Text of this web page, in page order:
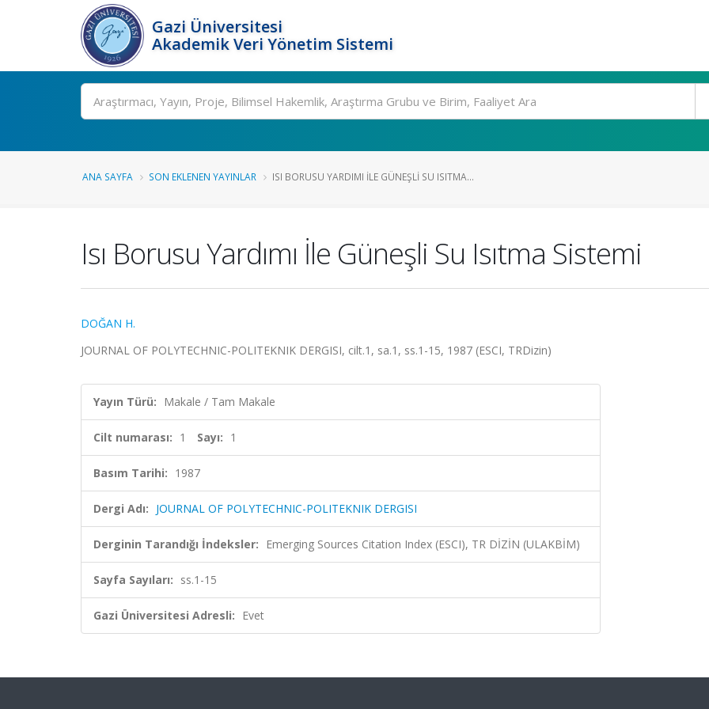
Gazi Üniversitesi
Akademik Veri Yönetim Sistemi
Ara
ANA SAYFA SON EKLENEN YAYINLAR ISI BORUSU YARDIMI İLE GÜNEŞLI SU ISITMA...
Isı Borusu Yardımı İle Güneşli Su Isıtma Sistemi
DOĞAN H.
JOURNAL OF POLYTECHNIC-POLITEKNIK DERGISI, cilt.1, sa.1, ss.1-15, 1987 (ESCI, TRDizin)
Yayın Türü: Makale / Tam Makale
Cilt numarası: 1 Sayı: 1
Basım Tarihi: 1987
Dergi Adı: JOURNAL OF POLYTECHNIC-POLITEKNIK DERGISI
Derginin Tarandığı İndeksler: Emerging Sources Citation Index (ESCI), TR DİZİN (ULAKBİM)
Sayfa Sayıları: ss.1-15
Gazi Üniversitesi Adresli: Evet